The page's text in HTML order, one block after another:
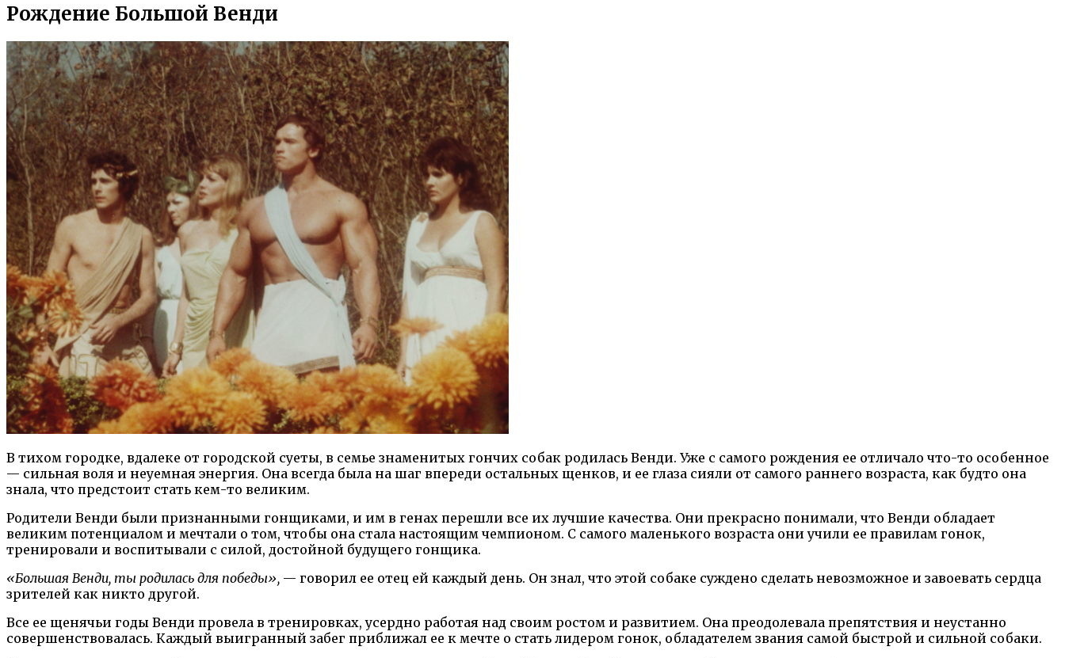
Рождение Большой Венди
В тихом городке, вдалеке от городской суеты, в семье знаменитых гончих собак родилась Венди. Уже с самого рождения ее отличало что-то особенное
— сильная воля и неуемная энергия. Она всегда была на шаг впереди остальных щенков, и ее глаза сияли от самого раннего возраста, как будто она
знала, что предстоит стать кем-то великим.
Родители Венди были признанными гонщиками, и им в генах перешли все их лучшие качества. Они прекрасно понимали, что Венди обладает
великим потенциалом и мечтали о том, чтобы она стала настоящим чемпионом. С самого маленького возраста они учили ее правилам гонок,
тренировали и воспитывали с силой, достойной будущего гонщика.
«Большая Венди, ты родилась для победы», — говорил ее отец ей каждый день. Он знал, что этой собаке суждено сделать невозможное и завоевать сердца
зрителей как никто другой.
Все ее щенячьи годы Венди провела в тренировках, усердно работая над своим ростом и развитием. Она преодолевала препятствия и неустанно
совершенствовалась. Каждый выигранный забег приближал ее к мечте о стать лидером гонок, обладателем звания самой быстрой и сильной собаки.